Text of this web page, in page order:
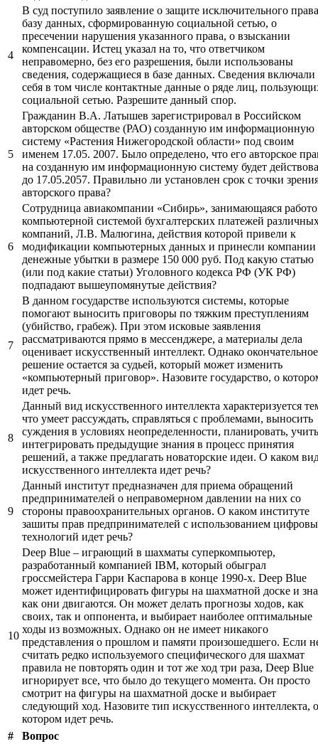
4
В суд поступило заявление о защите исключительного
базу данных, сформированную социальной сетью, о
пресечении нарушения указанного права, о взыскании
компенсации. Истец указал на то, что ответчиком
неправомерно, без его разрешения, были использованы
сведения, содержащиеся в базе данных. Сведения включали
себя в том числе контактные данные о ряде лиц,
социальной сетью. Разрешите данный спор.
5
Гражданин В.А. Латышев зарегистрировал в Российском
авторском обществе (РАО) созданную им информационную
систему «Растения Нижегородской области» под своим
именем 17.05. 2007. Было определено, что его авторское
на созданную им информационную систему будет
до 17.05.2057. Правильно ли установлен срок с точки
авторского права?
6
Сотрудница авиакомпании «Сибирь», занимающаяся
компьютерной системой бухгалтерских платежей
компаний, Л.В. Малюгина, действия которой привели к
модификации компьютерных данных и принесли компании
денежные убытки в размере 150 000 руб. Под какую статью
(или под какие статьи) Уголовного кодекса РФ (УК РФ)
подпадают вышеупомянутые действия?
7
В данном государстве используются системы, которые
помогают выносить приговоры по тяжким преступлениям
(убийство, грабеж). При этом исковые заявления
рассматриваются прямо в мессенджере, а материалы дела
оценивает искусственный интеллект. Однако окончательное
решение остается за судьей, который может изменить
«компьютерный приговор». Назовите государство, о
идет речь.
8
Данный вид искусственного интеллекта характеризуется
что умеет рассуждать, справляться с проблемами, выносить
суждения в условиях неопределенности, планировать,
интегрировать предыдущие знания в процесс принятия
решений, а также предлагать новаторские идеи. О каком
искусственного интеллекта идет речь?
9
Данный институт предназначен для приема обращений
предпринимателей о неправомерном давлении на них со
стороны правоохранительных органов. О каком институте
зашиты прав предпринимателей с использованием
технологий идет речь?
10
Deep Blue – играющий в шахматы суперкомпьютер,
разработанный компанией IBM, который обыграл
гроссмейстера Гарри Каспарова в конце 1990-х. Deep Blue
может идентифицировать фигуры на шахматной доске и
как они двигаются. Он может делать прогнозы ходов, как
своих, так и оппонента, и выбирает наиболее оптимальные
ходы из возможных. Однако он не имеет никакого
представления о прошлом и памяти произошедшего. Если
считать редко используемого специфического для шахмат
правила не повторять один и тот же ход три раза, Deep Blue
игнорирует все, что было до текущего момента. Он просто
смотрит на фигуры на шахматной доске и выбирает
следующий ход. Назовите тип искусственного интеллекта, о
котором идет речь.
#
Вопрос